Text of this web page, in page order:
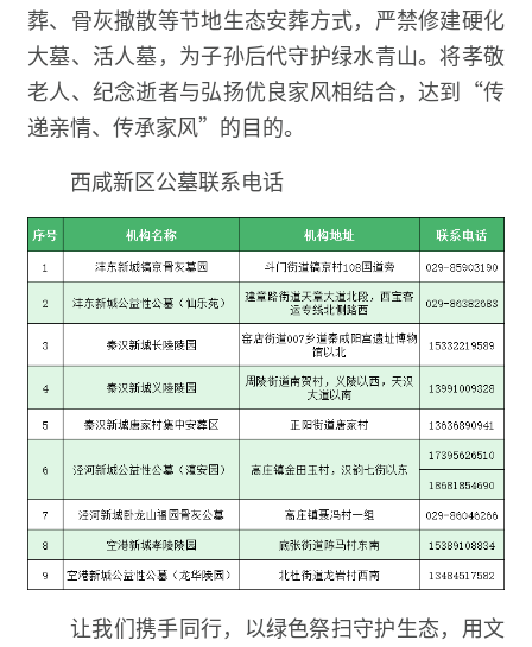
葬、骨灰撒散等节地生态安葬方式，严禁修建硬化
大墓、活人墓，为子孙后代守护绿水青山。将孝敬
老人、纪念逝者与弘扬优良家风相结合，达到“传
递亲情、传承家风”的目的。
西咸新区公墓联系电话
让我们携手同行，以绿色祭扫守护生态，用文